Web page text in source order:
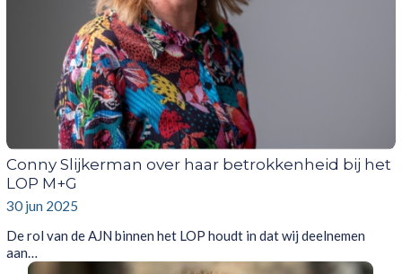
Conny Slijkerman over haar betrokkenheid bij het
LOP M+G
30 jun 2025
De rol van de AJN binnen het LOP houdt in dat wij deelnemen
aan…